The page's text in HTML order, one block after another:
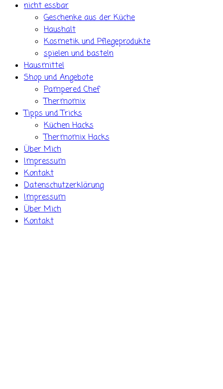
nicht essbar
Geschenke aus der Küche
Haushalt
Kosmetik und Pflegeprodukte
spielen und basteln
Hausmittel
Shop und Angebote
Pampered Chef
Thermomix
Tipps und Tricks
Küchen Hacks
Thermomix Hacks
Über Mich
Impressum
Kontakt
Datenschutzerklärung
Impressum
Über Mich
Kontakt